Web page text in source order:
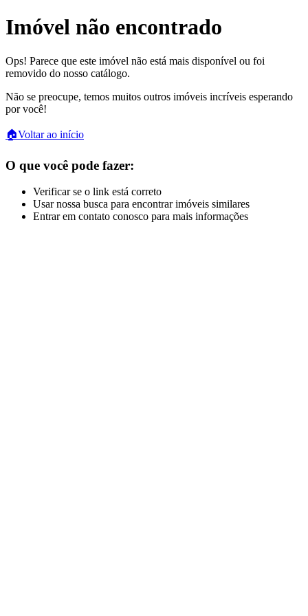
Imóvel não encontrado
Ops! Parece que este imóvel não está mais disponível ou foi
removido do nosso catálogo.
Não se preocupe, temos muitos outros imóveis incríveis esperando
por você!
🏠Voltar ao início
O que você pode fazer:
Verificar se o link está correto
Usar nossa busca para encontrar imóveis similares
Entrar em contato conosco para mais informações